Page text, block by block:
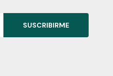
SUSCRIBIRME